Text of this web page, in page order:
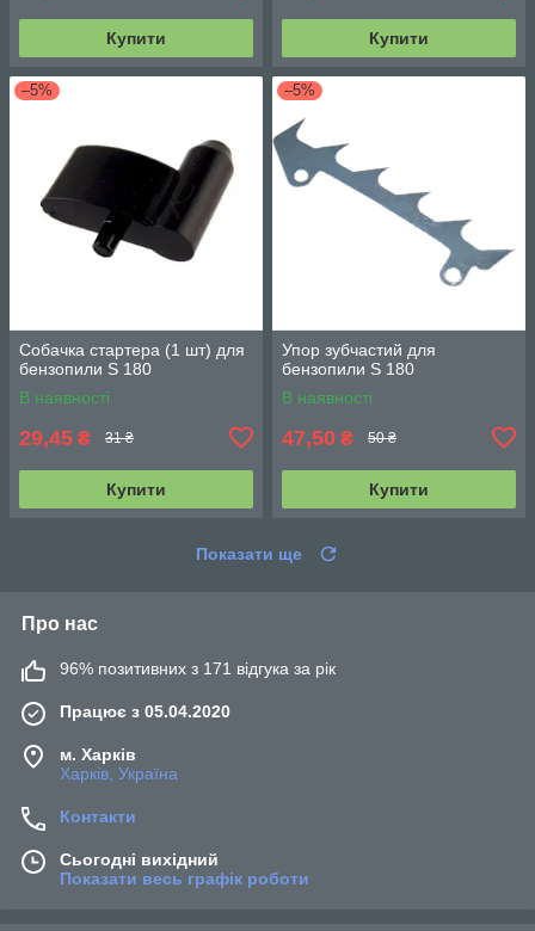
Купити Купити
–5%
Собачка стартера (1 шт) для
бензопили S 180
В наявності
29,45 ₴ 31 ₴
Купити
–5%
Упор зубчастий для
бензопили S 180
В наявності
47,50 ₴ 50 ₴
Купити
Показати ще
Про нас
96% позитивних з 171 відгука за рік
Працює з 05.04.2020
м. Харків
Харків, Україна
Контакти
Сьогодні вихідний
Показати весь графік роботи